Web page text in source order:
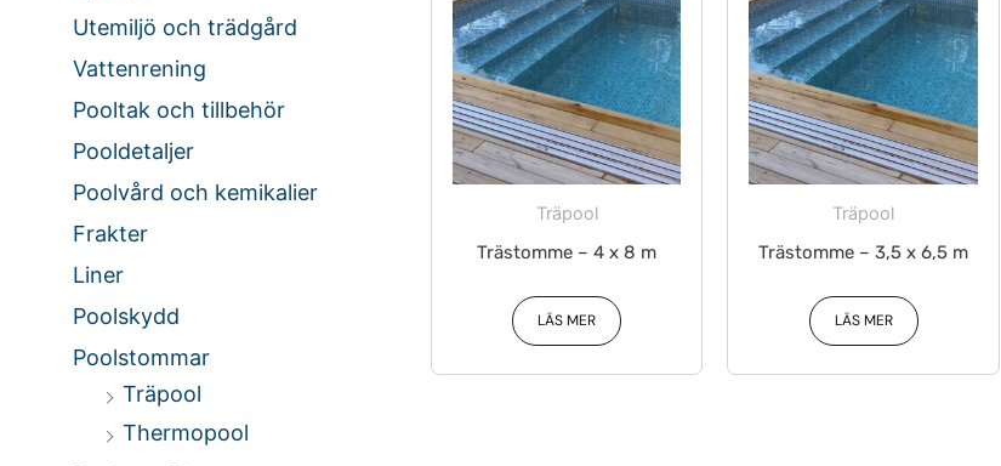
Utemiljö och trädgård
Vattenrening
Pooltak och tillbehör
Pooldetaljer
Poolvård och kemikalier
Frakter
Liner
Poolskydd
Poolstommar
Träpool
Thermopool
Träpool
Trästomme – 4 x 8 m
LÄS MER
Träpool
Trästomme – 3,5 x 6,5 m
LÄS MER